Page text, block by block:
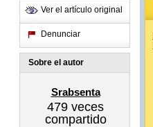
Ver el artículo original
Denunciar
Sobre el autor
Srabsenta
479 veces
compartido